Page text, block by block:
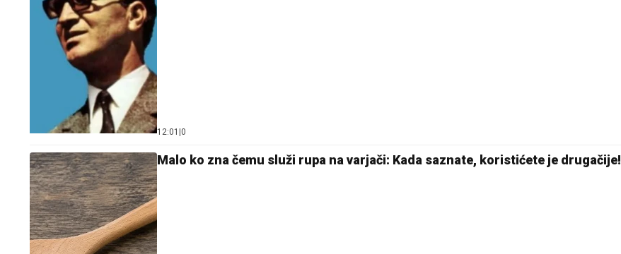
12:01 0
Malo ko zna čemu služi rupa na varjači: Kada saznate, koristićete je drugačije!